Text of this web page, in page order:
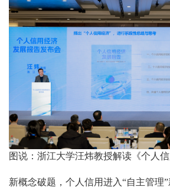
图说：浙江大学汪炜教授解读《个人信
新概念破题，个人信用进入“自主管理